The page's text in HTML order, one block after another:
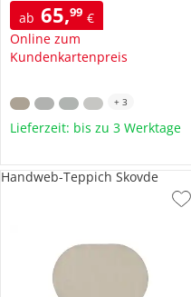
ab 65,99 €
Online zum
Kundenkartenpreis
+ 3
Lieferzeit: bis zu 3 Werktage
Handweb-Teppich Skovde